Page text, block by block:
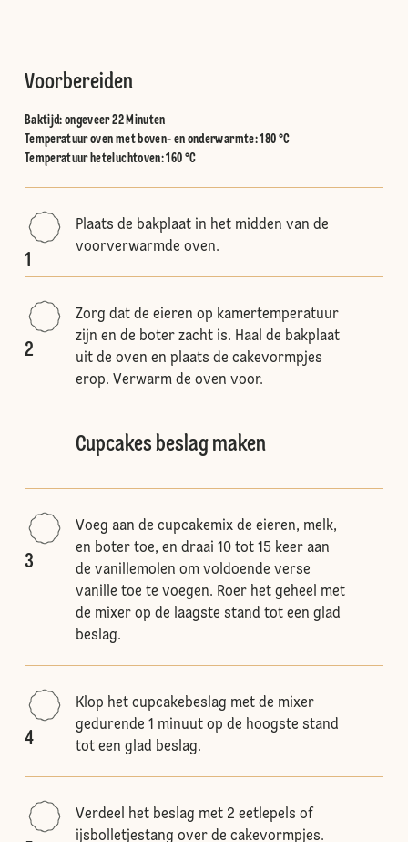
Voorbereiden
Baktijd: ongeveer 22 Minuten
Temperatuur oven met boven- en onderwarmte:180 °C
Temperatuur heteluchtoven:160 °C
1
Plaats de bakplaat in het midden van de
voorverwarmde oven.
2
Zorg dat de eieren op kamertemperatuur
zijn en de boter zacht is. Haal de bakplaat
uit de oven en plaats de cakevormpjes
erop. Verwarm de oven voor.
Cupcakes beslag maken
3
Voeg aan de cupcakemix de eieren, melk,
en boter toe, en draai 10 tot 15 keer aan
de vanillemolen om voldoende verse
vanille toe te voegen. Roer het geheel met
de mixer op de laagste stand tot een glad
beslag.
4
Klop het cupcakebeslag met de mixer
gedurende 1 minuut op de hoogste stand
tot een glad beslag.
Verdeel het beslag met 2 eetlepels of
ijsbolletjestang over de cakevormpjes.